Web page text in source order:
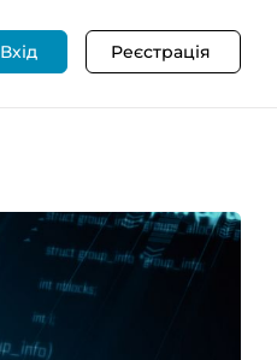
Вхід Реєстрація